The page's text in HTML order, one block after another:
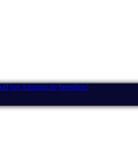
bei Amazon.de bestellen!